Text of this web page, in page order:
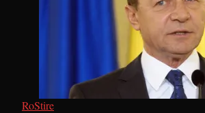
RoStire